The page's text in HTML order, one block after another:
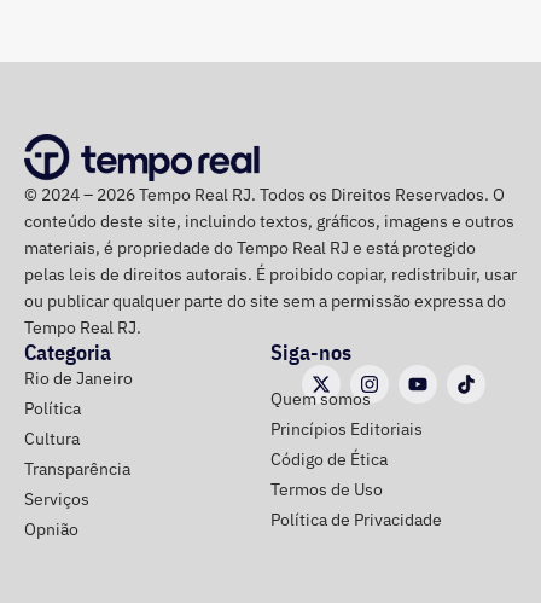
da prefeitura em redes sociais, no Diário Oficial do
Município e em outros canais institucionais para divulgar
conteúdos que, segundo ação, iam além da informação
do poder público e promoviam pessoalmente o então
prefeito e integrantes do governo.
A acusação afirma que esses canais passaram a
apresentar Crivella como responsável direto por obras,
serviços e programas públicos. Um exemplo disso,
segundo a Ação Popular, foram as publicações em que
Crivella aparece anunciando entregas de obras e
reformas de praças, além de mensagens em primeira
pessoa, como: “Estamos aqui recuperando os aparelhos
da praça”.
© 2024 – 2026 Tempo Real RJ. Todos os Direitos Reservados. O
conteúdo deste site, incluindo textos, gráficos, imagens e outros
materiais, é propriedade do Tempo Real RJ e está protegido
pelas leis de direitos autorais. É proibido copiar, redistribuir, usar
ou publicar qualquer parte do site sem a permissão expressa do
Tempo Real RJ.
Categoria
Rio de Janeiro
Política
Cultura
Transparência
Serviços
Opnião
Siga-nos
Quem somos
Princípios Editoriais
Código de Ética
Termos de Uso
Política de Privacidade